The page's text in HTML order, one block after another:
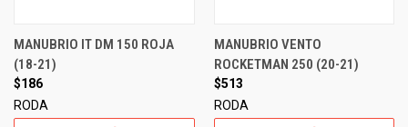
MANUBRIO IT DM 150 ROJA
(18-21)
$186
RODA
MANUBRIO VENTO
ROCKETMAN 250 (20-21)
$513
RODA